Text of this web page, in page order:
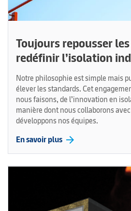
Toujours repousser
redéfinir l’isolation
Notre philosophie est simple mais
élever les standards. Cet
nous faisons, de l’innovation en
manière dont nous collaborons
développons nos équipes.
En savoir plus arrow_forward